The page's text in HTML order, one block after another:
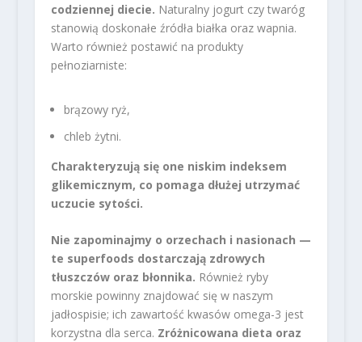
codziennej diecie. Naturalny jogurt czy twaróg
stanowią doskonałe źródła białka oraz wapnia.
Warto również postawić na produkty
pełnoziarniste:
brązowy ryż,
chleb żytni.
Charakteryzują się one niskim indeksem
glikemicznym, co pomaga dłużej utrzymać
uczucie sytości.
Nie zapominajmy o orzechach i nasionach —
te superfoods dostarczają zdrowych
tłuszczów oraz błonnika. Również ryby
morskie powinny znajdować się w naszym
jadłospisie; ich zawartość kwasów omega-3 jest
korzystna dla serca. Zróżnicowana dieta oraz